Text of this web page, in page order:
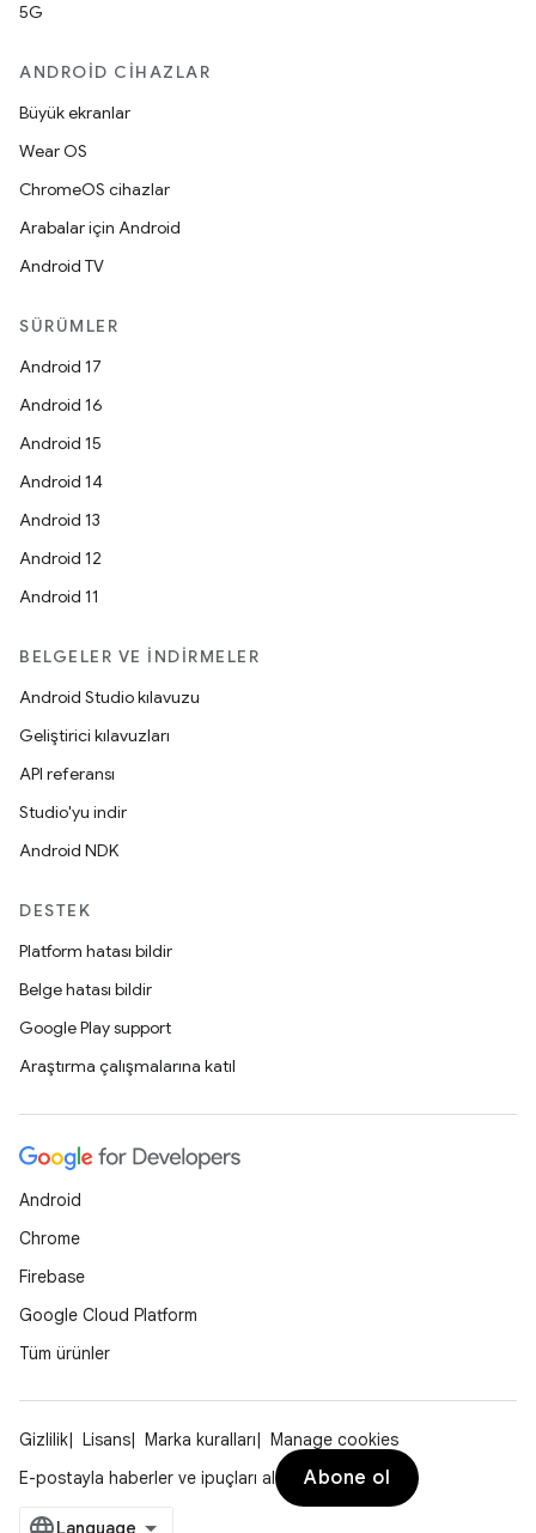
5G
ANDROID CIHAZLAR
Büyük ekranlar
Wear OS
ChromeOS cihazlar
Arabalar için Android
Android TV
SÜRÜMLER
Android 17
Android 16
Android 15
Android 14
Android 13
Android 12
Android 11
BELGELER VE İNDIRMELER
Android Studio kılavuzu
Geliştirici kılavuzları
API referansı
Studio'yu indir
Android NDK
DESTEK
Platform hatası bildir
Belge hatası bildir
Google Play support
Araştırma çalışmalarına katıl
Android
Chrome
Firebase
Google Cloud Platform
Tüm ürünler
Gizlilik Lisans Marka kuralları
Manage cookies
E-postayla haberler ve ipuçları al
Abone ol